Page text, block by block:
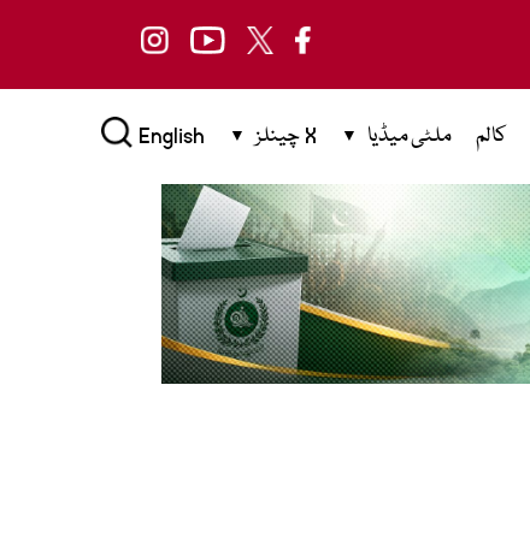
کالم ملٹی میڈیا X چینلز English